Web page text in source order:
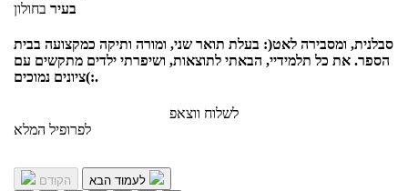
בעיר בחולון
סבלנית, ומסבירה לאט(: בעלת תואר שני, ומורה ותיקה כמקצועה בבית
הספר. את כל תלמידיי, הבאתי לתוצאות, ושיפרתי ילדים מתקשים עם
ציונים נמוכים(:.
לשלוח ווצאפ
לפרופיל המלא
הקודם